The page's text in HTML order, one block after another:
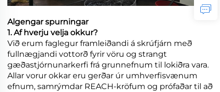
Algengar spurningar
1. Af hverju velja okkur?
Við erum faglegur framleiðandi á skrúfjárn með
fullnægjandi vottorð fyrir vöru og strangt
gæðastjórnunarkerfi frá grunnefnum til lokiðra vara.
Allar vorur okkar eru gerðar úr umhverfisvænum
efnum, samrýmdar REACH-kröfum og prófaðar til að